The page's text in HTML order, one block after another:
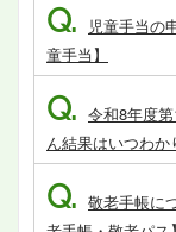
Q.
児童手当の
童手当】
Q. 令和8年度
ん結果はいつわか
Q. 敬老手帳に